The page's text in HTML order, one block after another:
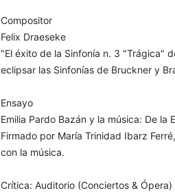
Compositor
Felix Draeseke
"El éxito de la Sinfonía n. 3 "Trágica"
eclipsar las Sinfonías de Bruckner y
Ensayo
Emilia Pardo Bazán y la música: De la
Firmado por María Trinidad Ibarz
con la música.
Crítica: Auditorio (Conciertos & Ópera)